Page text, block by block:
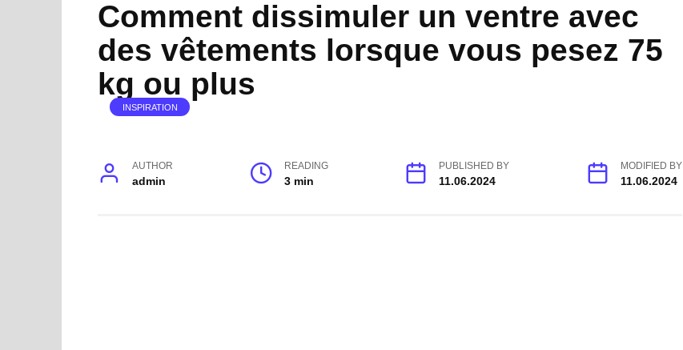
Comment dissimuler un ventre avec
des vêtements lorsque vous pesez 75
kg ou plus
INSPIRATION
AUTHOR
admin
READING
3 min
PUBLISHED BY
11.06.2024
MODIFIED BY
11.06.2024